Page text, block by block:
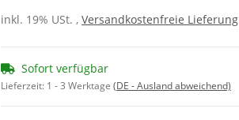
inkl. 19% USt. , Versandkostenfreie Lieferung
Sofort verfügbar
Lieferzeit: 1 - 3 Werktage (DE - Ausland abweichend)